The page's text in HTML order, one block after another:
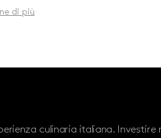
garantendo freschezza e
qualità del caffè e su come
culinaria italiana.
di più